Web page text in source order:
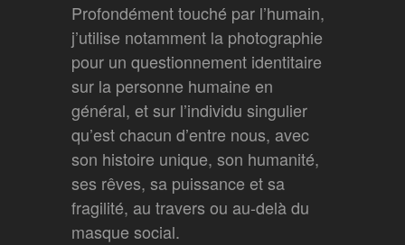
Profondément touché par l’humain,
j’utilise notamment la photographie
pour un questionnement identitaire
sur la personne humaine en
général, et sur l’individu singulier
qu’est chacun d’entre nous, avec
son histoire unique, son humanité,
ses rêves, sa puissance et sa
fragilité, au travers ou au-delà du
masque social.